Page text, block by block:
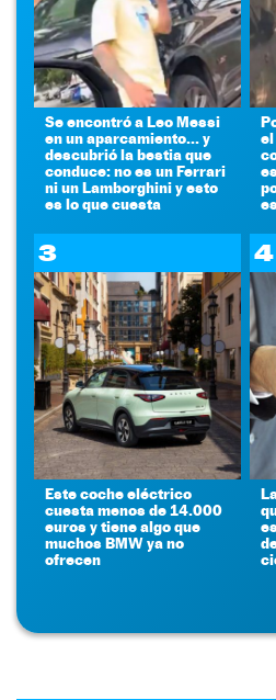
Se encontró a Leo Messi
en un aparcamiento... y
descubrió la bestia que
conduce: no es un Ferrari
ni un Lamborghini y esto
es lo que cuesta
el
3
Este coche eléctrico
cuesta menos de 14.000
euros y tiene algo que
muchos BMW ya no
ofrecen
4